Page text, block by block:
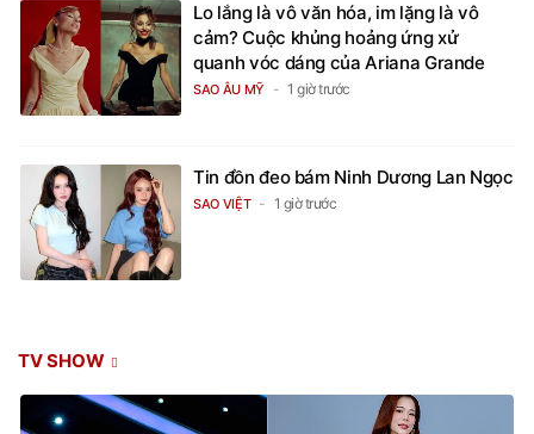
Lo lắng là vô văn hóa, im lặng là vô
cảm? Cuộc khủng hoảng ứng xử
quanh vóc dáng của Ariana Grande
SAO ÂU MỸ 1 giờ trước
Tin đồn đeo bám Ninh Dương Lan Ngọc
SAO VIỆT 1 giờ trước
TV SHOW